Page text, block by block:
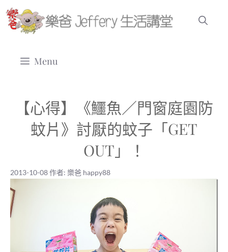
跳
至
Menu
【心得】《鱷魚／門窗庭園防
蚊片》討厭的蚊子「GET
OUT」！
2013-10-08
2013-10-08作者: 樂爸 happy88